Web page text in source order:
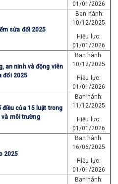
01/01/2026
sửa đổi 2025
Ban hành:
10/12/2025
Hiệu lực:
01/01/2026
an ninh và động viên
đổi 2025
Ban hành:
10/12/2025
Hiệu lực:
01/01/2026
của 15 luật trong
và môi trường
Ban hành:
11/12/2025
Hiệu lực:
01/01/2026
2025
Ban hành:
16/06/2025
Hiệu lực:
01/01/2026
Ban hành: